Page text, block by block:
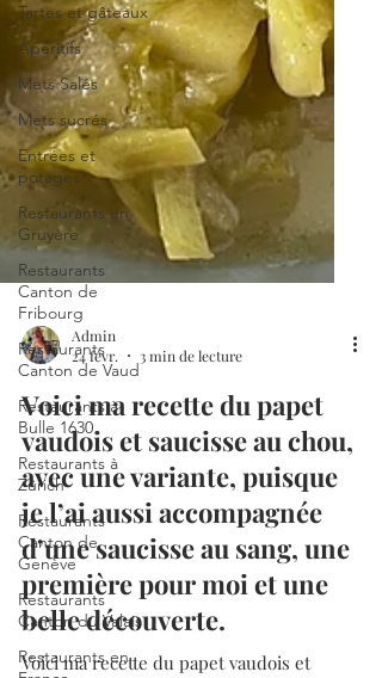
Tartes et gâteaux
Apéritifs
Mets Salés
Mets sucrés
Entrées et
potages
Restaurants en
Gruyère
Restaurants
Canton de
Fribourg
Restaurants
Canton de Vaud
Restaurants à
Bulle 1630
Restaurants à
Zürich
Restaurants
Canton de
Genève
Restaurants
Canton du Valais
Restaurants en
24 févr.
3 min de lecture
Voici ma recette du papet
vaudois et saucisse au chou,
avec une variante, puisque
je l’ai aussi accompagnée
d’une saucisse au sang, une
première pour moi et une